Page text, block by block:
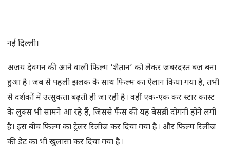
नई दिल्ली।
अजय देवगन की आने वाली फिल्म ‘शैतान’ को लेकर जबरदस्त बज बना
हुआ है। जब से पहली झलक के साथ फिल्म का ऐलान किया गया है, तभी
से दर्शकों में उत्सुकता बढ़ती ही जा रही है। वहीं एक-एक कर स्टार कास्ट
के लुक्स भी सामने आ रहे हैं, जिससे फैंस की यह बेसब्री दोगनी होने लगी
है। इस बीच फिल्म का ट्रेलर रिलीज कर दिया गया है। और फिल्म रिलीज
की डेट का भी खुलासा कर दिया गया है।